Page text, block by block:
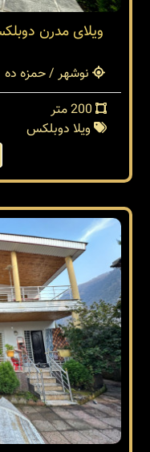
ویلای مدرن
نوشهر / حمزه ده
ویلا دوبلکس